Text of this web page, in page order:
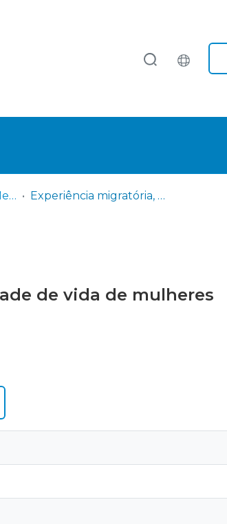
UE - TDM - Teses de Mestrado Experiência migratória, sintomas emocionais e qualidade de vida de mulheres brasileiras residentes em Portugal
de vida de mulheres